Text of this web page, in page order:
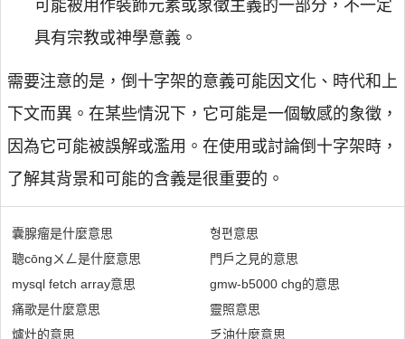
可能被用作裝飾元素或象徵主義的一部分，不一定
具有宗教或神學意義。
需要注意的是，倒十字架的意義可能因文化、時代和上
下文而異。在某些情況下，它可能是一個敏感的象徵，
因為它可能被誤解或濫用。在使用或討論倒十字架時，
了解其背景和可能的含義是很重要的。
囊腺瘤是什麼意思
聰cōngㄨㄥ是什麼意思
mysql fetch array意思
痛歌是什麼意思
爐灶的意思
형편意思
門戶之見的意思
gmw-b5000 chg的意思
靈照意思
乏油什麼意思